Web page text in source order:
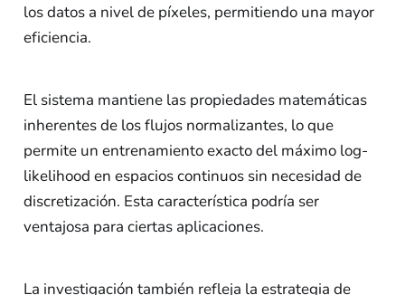
los datos a nivel de píxeles, permitiendo una mayor
eficiencia.
El sistema mantiene las propiedades matemáticas
inherentes de los flujos normalizantes, lo que
permite un entrenamiento exacto del máximo log-
likelihood en espacios continuos sin necesidad de
discretización. Esta característica podría ser
ventajosa para ciertas aplicaciones.
La investigación también refleja la estrategia de